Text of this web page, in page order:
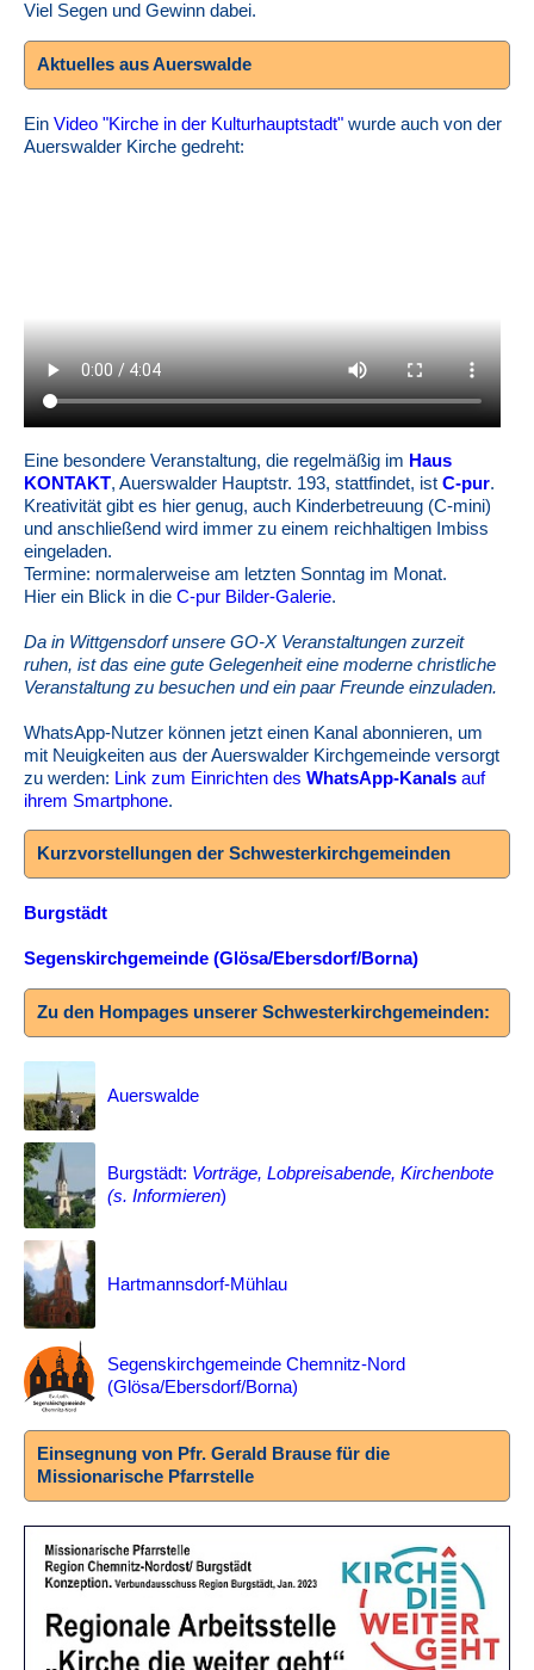
Viel Segen und Gewinn dabei.
Aktuelles aus Auerswalde
Ein Video "Kirche in der Kulturhauptstadt" wurde auch von der
Auerswalder Kirche gedreht:
Eine besondere Veranstaltung, die regelmäßig im Haus
KONTAKT, Auerswalder Hauptstr. 193, stattfindet, ist C-pur.
Kreativität gibt es hier genug, auch Kinderbetreuung (C-mini)
und anschließend wird immer zu einem reichhaltigen Imbiss
eingeladen.
Termine: normalerweise am letzten Sonntag im Monat.
Hier ein Blick in die C-pur Bilder-Galerie.
Da in Wittgensdorf unsere GO-X Veranstaltungen zurzeit
ruhen, ist das eine gute Gelegenheit eine moderne christliche
Veranstaltung zu besuchen und ein paar Freunde einzuladen.
WhatsApp-Nutzer können jetzt einen Kanal abonnieren, um
mit Neuigkeiten aus der Auerswalder Kirchgemeinde versorgt
zu werden: Link zum Einrichten des WhatsApp-Kanals auf
ihrem Smartphone.
Kurzvorstellungen der Schwesterkirchgemeinden
Burgstädt
Segenskirchgemeinde (Glösa/Ebersdorf/Borna)
Zu den Hompages unserer Schwesterkirchgemeinden:
Auerswalde
Burgstädt: Vorträge, Lobpreisabende, Kirchenbote
(s. Informieren)
Hartmannsdorf-Mühlau
Segenskirchgemeinde Chemnitz-Nord
(Glösa/Ebersdorf/Borna)
Einsegnung von Pfr. Gerald Brause für die
Missionarische Pfarrstelle